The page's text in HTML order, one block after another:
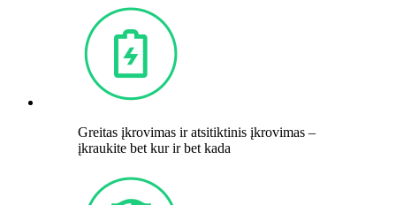
Greitas įkrovimas ir atsitiktinis įkrovimas –
įkraukite bet kur ir bet kada